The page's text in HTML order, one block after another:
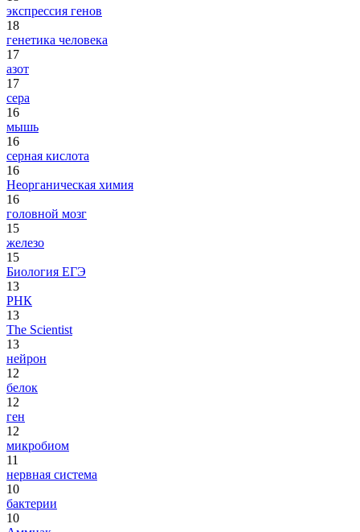
экспрессия генов
18
генетика человека
17
азот
17
сера
16
мышь
16
серная кислота
16
Неорганическая химия
16
головной мозг
15
железо
15
Биология ЕГЭ
13
РНК
13
The Scientist
13
нейрон
12
белок
12
ген
12
микробиом
11
нервная система
10
бактерии
10